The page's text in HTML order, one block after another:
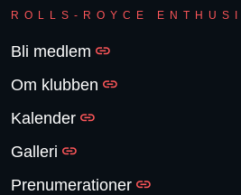
ROLLS-ROYCE
Bli medlem
Om klubben
Kalender
Galleri
Prenumerationer